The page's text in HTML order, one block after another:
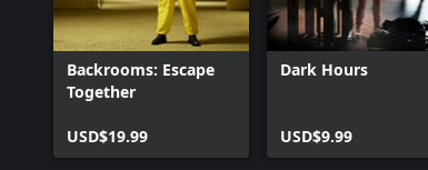
Backrooms: Escape
Together
USD$19.99
Dark Hours
USD$9.99